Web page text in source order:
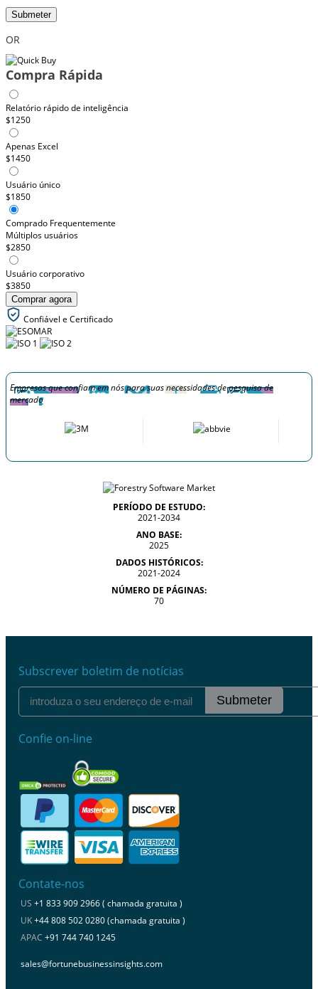
Submeter
OR
Compra Rápida
Relatório rápido de inteligência
$1250
Apenas Excel
$1450
Usuário único
$1850
Comprado Frequentemente
Múltiplos usuários
$2850
Usuário corporativo
$3850
Comprar agora
Confiável e Certificado
Empresas que confiam em nós para suas necessidades de pesquisa de
mercado
PERÍODO DE ESTUDO:
2021-2034
ANO BASE:
2025
DADOS HISTÓRICOS:
2021-2024
NÚMERO DE PÁGINAS:
70
Subscrever boletim de notícias
Submeter
Confie on-line
Contate-nos
US +1 833 909 2966 ( chamada gratuita )
UK+44 808 502 0280 (chamada gratuita )
APAC +91 744 740 1245
sales@fortunebusinessinsights.com